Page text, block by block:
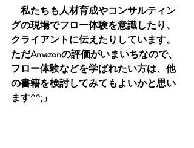
私たちも人材育成やコンサルティン
グの現場でフロー体験を意識したり、
クライアントに伝えたりしています。
ただAmazonの評価がいまいちなので、
フロー体験などを学ばれたい方は、他
の書籍を検討してみてもよいかと思い
ます^^;」